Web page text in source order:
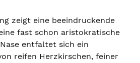
zeigt eine beeindruckende
fast schon aristokratische
entfaltet sich ein
reifen Herzkirschen, feiner